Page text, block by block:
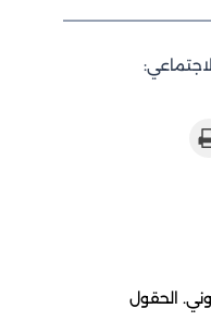
الحقول